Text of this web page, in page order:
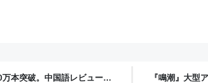
本突破。中国語レビューが
『鳴潮』大型